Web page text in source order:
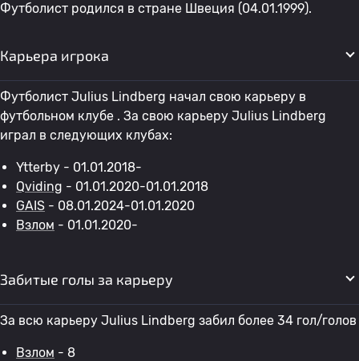
Футболист родился в стране Швеция (04.01.1999).
Карьера игрока
Футболист Julius Lindberg начал свою карьеру в
футбольном клубе . За свою карьеру Julius Lindberg
играл в следующих клубах:
Ytterby - 01.01.2018-
Qviding - 01.01.2020-01.01.2018
GAIS - 08.01.2024-01.01.2020
Взлом - 01.01.2020-
Забитые голы за карьеру
За всю карьеру Julius Lindberg забил более 34 гол/голов
Взлом - 8